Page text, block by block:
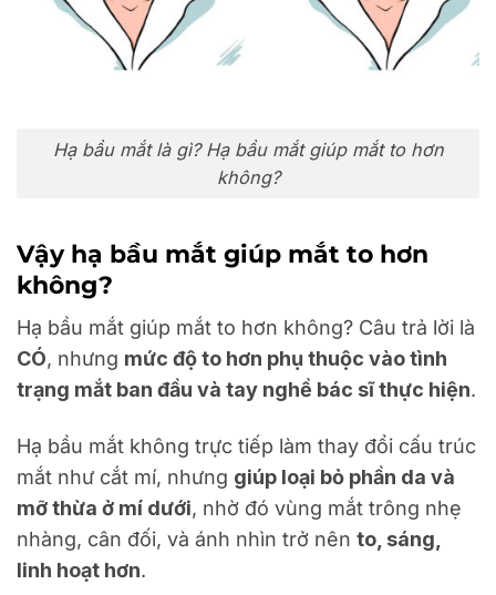
Hạ bầu mắt là gì? Hạ bầu mắt giúp mắt to hơn
không?
Vậy hạ bầu mắt giúp mắt to hơn
không?
Hạ bầu mắt giúp mắt to hơn không? Câu trả lời là
CÓ, nhưng mức độ to hơn phụ thuộc vào tình
trạng mắt ban đầu và tay nghề bác sĩ thực hiện.
Hạ bầu mắt không trực tiếp làm thay đổi cấu trúc
mắt như cắt mí, nhưng giúp loại bỏ phần da và
mỡ thừa ở mí dưới, nhờ đó vùng mắt trông nhẹ
nhàng, cân đối, và ánh nhìn trở nên to, sáng,
linh hoạt hơn.